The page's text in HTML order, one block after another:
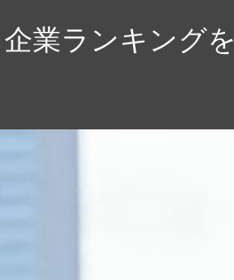
業ランキングを